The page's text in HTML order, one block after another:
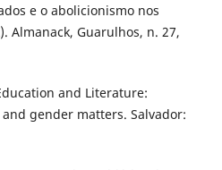
e o abolicionismo nos
Almanack, Guarulhos, n. 27,
and Literature:
gender matters. Salvador: